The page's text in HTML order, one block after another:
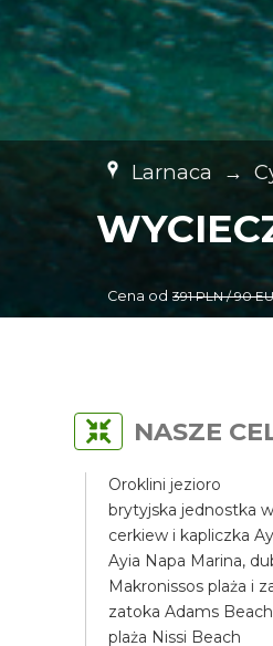
Larnaca →
Cena od 391 PLN / 90
NASZE
Oroklini jezioro
brytyjska jednostka
cerkiew i kapliczka
Ayia Napa Marina,
Makronissos plaża i
zatoka Adams Beach
plaża Nissi Beach